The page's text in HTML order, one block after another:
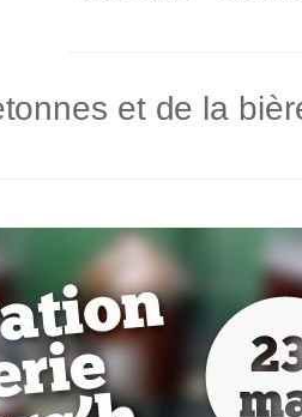
et de la